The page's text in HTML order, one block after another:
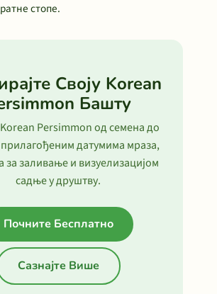
стопе.
Своју Korean
Башту
Persimmon од семена до
прилагођеним датумима мраза,
за заливање и визуелизацијом
садње у друштву.
Почните Бесплатно
Сазнајте Више